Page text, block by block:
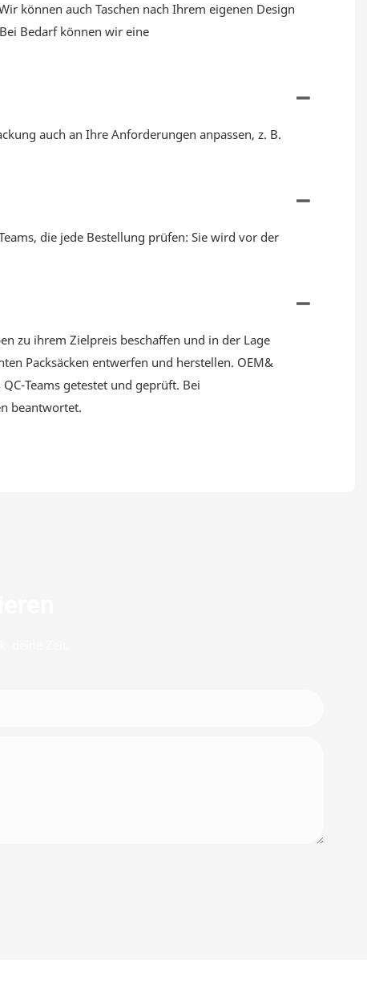
können auch Taschen nach Ihrem eigenen Design
Bedarf können wir eine
auch an Ihre Anforderungen anpassen, z. B.
die jede Bestellung prüfen: Sie wird vor der
zu ihrem Zielpreis beschaffen und in der Lage
Packsäcken entwerfen und herstellen. OEM&
Teams getestet und geprüft. Bei
beantwortet.